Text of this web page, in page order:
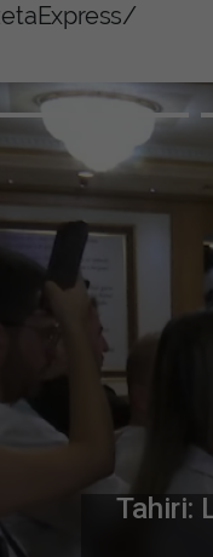
Kurit